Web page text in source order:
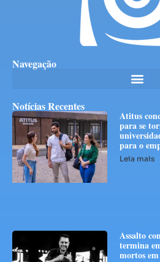
Navegação
Notícias Recentes
Atitus
para se
para o
Leia mais
Assalto
termina
mortos